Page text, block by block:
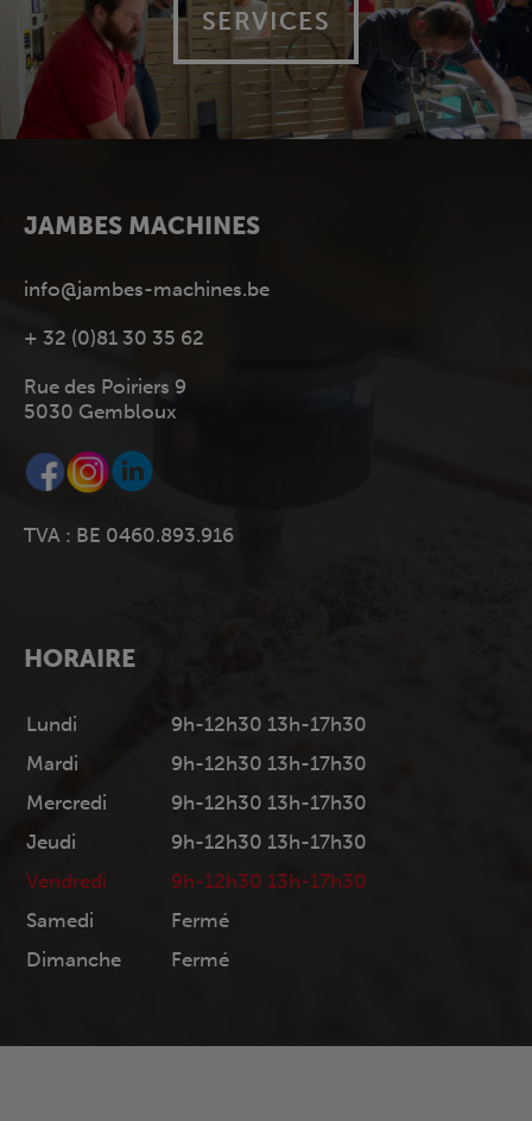
SERVICES
JAMBES MACHINES
info@jambes-machines.be
+ 32 (0)81 30 35 62
Rue des Poiriers 9
5030 Gembloux
TVA : BE 0460.893.916
HORAIRE
Lundi
9h-12h30 13h-17h30
Mardi
9h-12h30 13h-17h30
Mercredi
9h-12h30 13h-17h30
Jeudi
9h-12h30 13h-17h30
Vendredi
9h-12h30 13h-17h30
Samedi
Fermé
Dimanche
Fermé